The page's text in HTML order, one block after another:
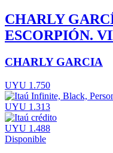
CHARLY
ESCORPIÓN.
CHARLY GARCIA
UYU 1.750
UYU 1.313
UYU 1.488
Disponible